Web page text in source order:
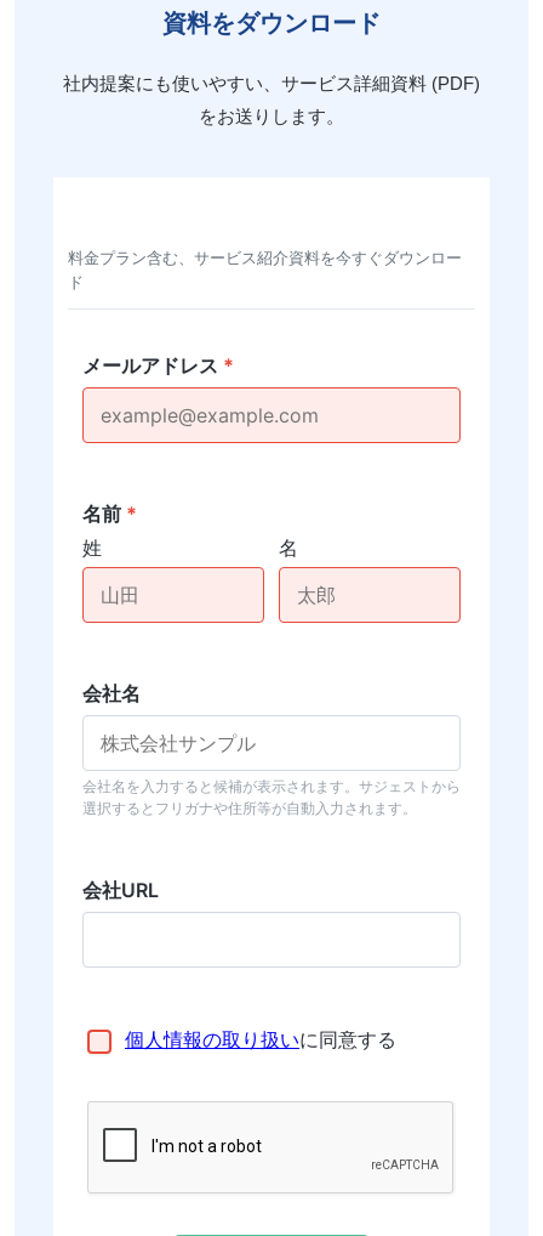
資料をダウンロード
社内提案にも使いやすい、サービス詳細資料 (PDF)
をお送りします。